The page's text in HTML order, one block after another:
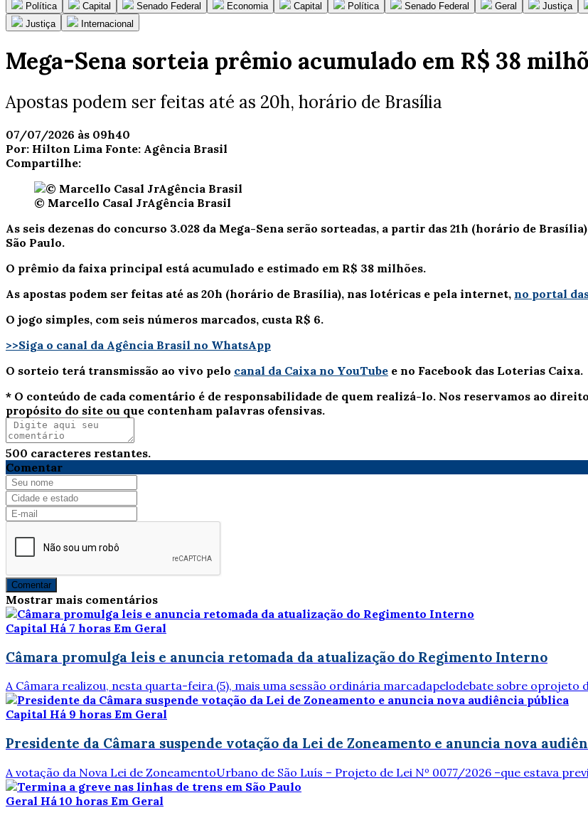
Política Capital Senado Federal Economia Capital Política Senado Federal Geral Justiça
Justiça
Internacional
Mega-Sena sorteia prêmio acumulado em R$ 38
Apostas podem ser feitas até as 20h, horário de Brasília
07/07/2026 às 09h40
Por: Hilton Lima Fonte: Agência Brasil
Compartilhe:
© Marcello Casal JrAgência Brasil
As seis dezenas do concurso 3.028 da Mega-Sena serão sorteadas, a partir das 21h (horário de
São Paulo.
O prêmio da faixa principal está acumulado e estimado em R$ 38 milhões.
As apostas podem ser feitas até as 20h (horário de Brasília), nas lotéricas e pela internet, no portal
O jogo simples, com seis números marcados, custa R$ 6.
>>Siga o canal da Agência Brasil no WhatsApp
O sorteio terá transmissão ao vivo pelo canal da Caixa no YouTube e no Facebook das Loterias Caixa.
* O conteúdo de cada comentário é de responsabilidade de quem realizá-lo. Nos reservamos ao
propósito do site ou que contenham palavras ofensivas.
500 caracteres restantes.
Comentar
Comentar
Mostrar mais comentários
Capital Há 7 horas Em Geral
Câmara promulga leis e anuncia retomada da atualização do Regimento Interno
A Câmara realizou, nesta quarta-feira (5), mais uma sessão ordinária marcadapelodebate sobre oprojeto
Capital Há 9 horas Em Geral
Presidente da Câmara suspende votação da Lei de Zoneamento e anuncia nova
A votação da Nova Lei de ZoneamentoUrbano de São Luís – Projeto de Lei Nº 0077/2026 –que estava
Geral Há 10 horas Em Geral